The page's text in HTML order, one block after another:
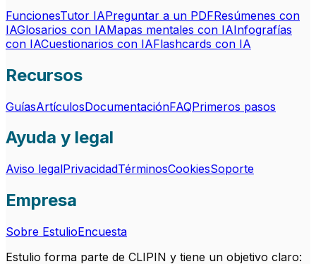
FuncionesTutor IAPreguntar a un PDFResúmenes con
IAGlosarios con IAMapas mentales con IAInfografías
con IACuestionarios con IAFlashcards con IA
Recursos
GuíasArtículosDocumentaciónFAQPrimeros pasos
Ayuda y legal
Aviso legalPrivacidadTérminosCookiesSoporte
Empresa
Sobre EstulioEncuesta
Estulio forma parte de CLIPIN y tiene un objetivo claro: